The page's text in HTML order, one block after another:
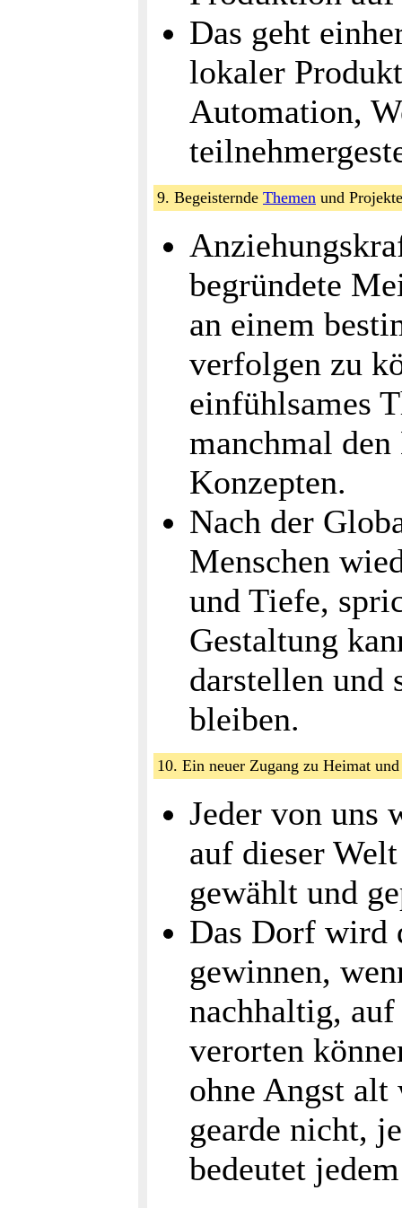
Das geht
lokaler
Automation,
9. Begeisternde Themen und
begründete
an einem
verfolgen zu
einfühlsames
manchmal
Konzepten.
Nach der
Menschen
und Tiefe,
Gestaltung
darstellen und
bleiben.
10. Ein neuer Zugang zu Heimat
Jeder von uns
auf dieser
gewählt und
Das Dorf wird
gewinnen,
nachhaltig,
verorten
ohne Angst alt
gearde nicht,
bedeutet